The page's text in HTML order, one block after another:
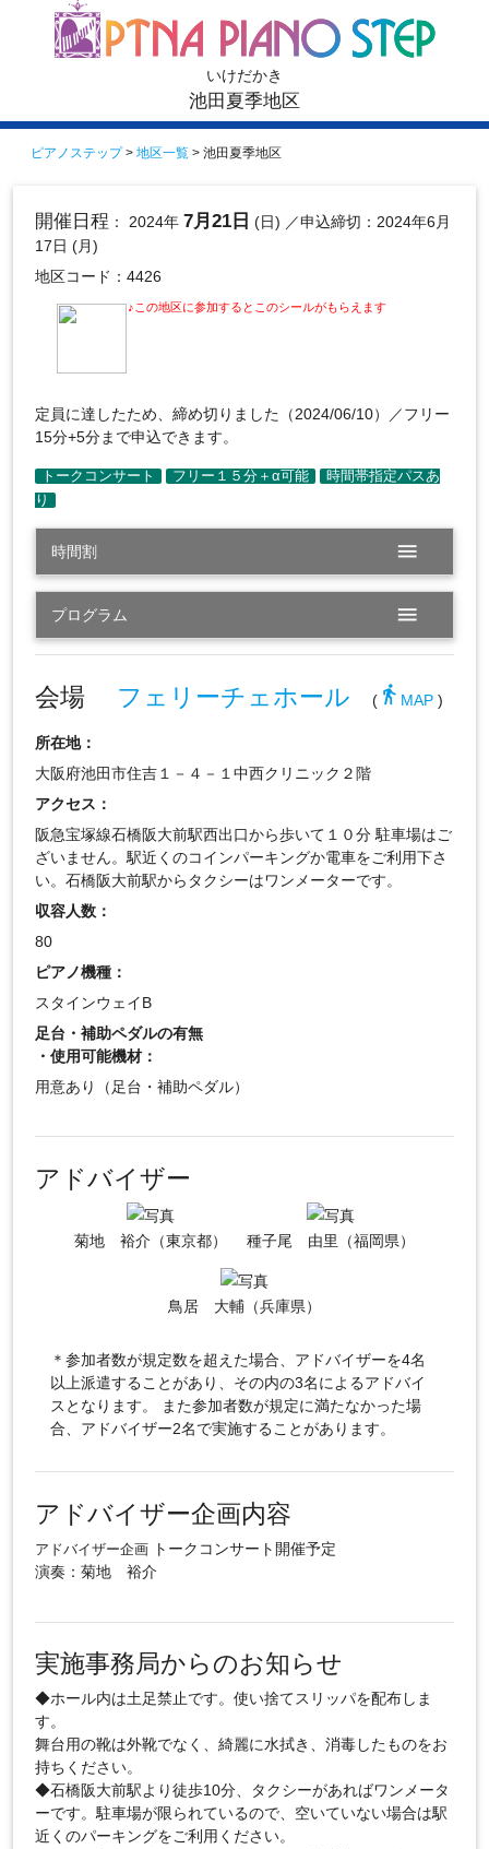
いけだかき
池田夏季地区
ピアノステップ> 地区一覧 > 池田夏季地区
開催日程 ： 2024年 7月21日 (日) ／申込締切：2024年6月
17日 (月)
地区コード：4426
♪この地区に参加するとこのシールがもらえます
定員に達したため、締め切りました（2024/06/10）／フリー
15分+5分まで申込できます。
時間割 menu
プログラム menu
会場 フェリーチェホール (directions_walk MAP)
所在地：
大阪府池田市住吉１－４－１中西クリニック２階
アクセス：
阪急宝塚線石橋阪大前駅西出口から歩いて１０分 駐車場はご
ざいません。駅近くのコインパーキングか電車をご利用下さ
い。石橋阪大前駅からタクシーはワンメーターです。
収容人数：
80
ピアノ機種：
スタインウェイB
足台・補助ペダルの有無
・使用可能機材：
用意あり（足台・補助ペダル）
アドバイザー
菊地 裕介（東京都） 種子尾 由里（福岡県）
鳥居 大輔（兵庫県）
＊参加者数が規定数を超えた場合、アドバイザーを4名
以上派遣することがあり、その内の3名によるアドバイ
スとなります。 また参加者数が規定に満たなかった場
合、アドバイザー2名で実施することがあります。
アドバイザー企画内容
アドバイザー企画トークコンサート開催予定
演奏：菊地 裕介
実施事務局からのお知らせ
◆ホール内は土足禁止です。使い捨てスリッパを配布しま
す。
舞台用の靴は外靴でなく、綺麗に水拭き、消毒したものをお
持ちください。
◆石橋阪大前駅より徒歩10分、タクシーがあればワンメータ
ーです。駐車場が限られているので、空いていない場合は駅
近くのパーキングをご利用ください。